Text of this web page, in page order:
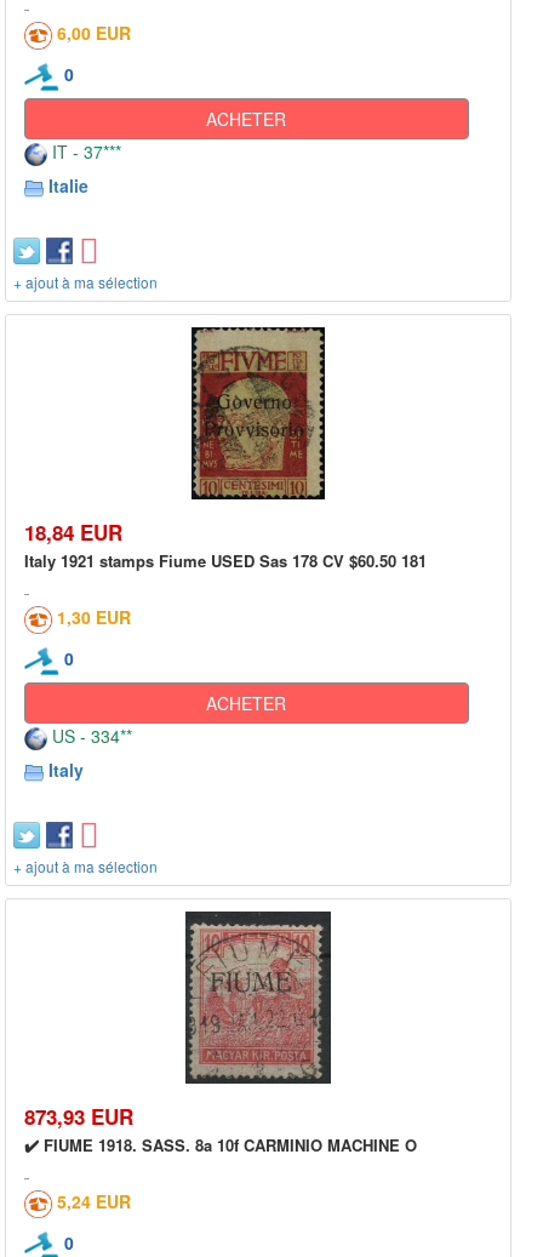
6,00 EUR
0
ACHETER
IT - 37***
Italie
+ ajout à ma sélection
18,84 EUR
Italy 1921 stamps Fiume USED Sas 178 CV $60.50 181
1,30 EUR
0
ACHETER
US - 334**
Italy
+ ajout à ma sélection
873,93 EUR
✔️ FIUME 1918. SASS. 8a 10f CARMINIO MACHINE O
5,24 EUR
0